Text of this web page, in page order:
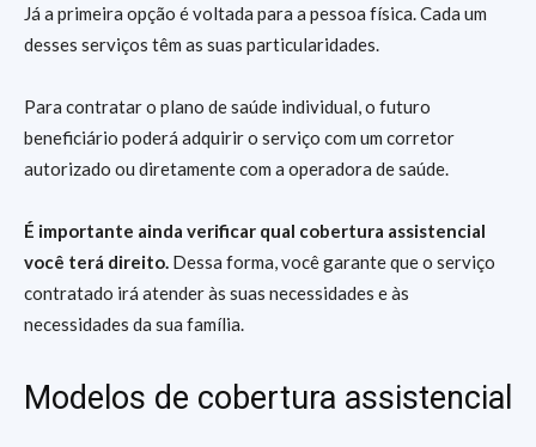
Já a primeira opção é voltada para a pessoa física. Cada um
desses serviços têm as suas particularidades.
Para contratar o plano de saúde individual, o futuro
beneficiário poderá adquirir o serviço com um corretor
autorizado ou diretamente com a operadora de saúde.
É importante ainda verificar qual cobertura assistencial
você terá direito. Dessa forma, você garante que o serviço
contratado irá atender às suas necessidades e às
necessidades da sua família.
Modelos de cobertura assistencial